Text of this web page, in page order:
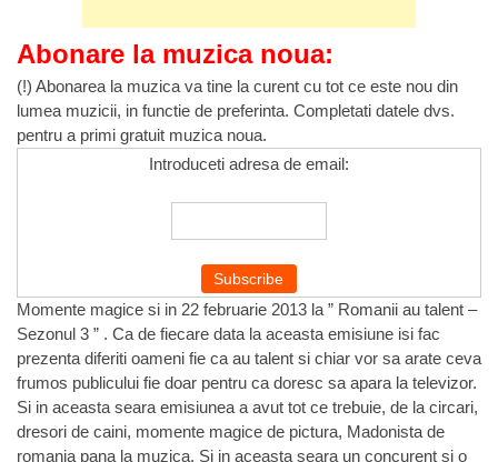
Abonare la muzica noua:
(!) Abonarea la muzica va tine la curent cu tot ce este nou din
lumea muzicii, in functie de preferinta. Completati datele dvs.
pentru a primi gratuit muzica noua.
Introduceti adresa de email:
Momente magice si in 22 februarie 2013 la ” Romanii au talent –
Sezonul 3 ” . Ca de fiecare data la aceasta emisiune isi fac
prezenta diferiti oameni fie ca au talent si chiar vor sa arate ceva
frumos publicului fie doar pentru ca doresc sa apara la televizor.
Si in aceasta seara emisiunea a avut tot ce trebuie, de la circari,
dresori de caini, momente magice de pictura, Madonista de
romania pana la muzica. Si in aceasta seara un concurent si o